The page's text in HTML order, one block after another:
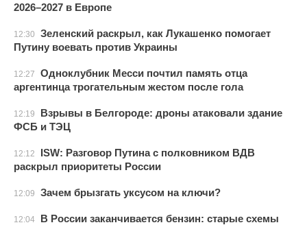
2026–2027 в Европе
12:30
Зеленский раскрыл, как Лукашенко помогает
Путину воевать против Украины
12:27
Одноклубник Месси почтил память отца
аргентинца трогательным жестом после гола
12:19
Взрывы в Белгороде: дроны атаковали здание
ФСБ и ТЭЦ
12:12
ISW: Разговор Путина с полковником ВДВ
раскрыл приоритеты России
12:09 Зачем брызгать уксусом на ключи?
12:04
В России заканчивается бензин: старые схемы